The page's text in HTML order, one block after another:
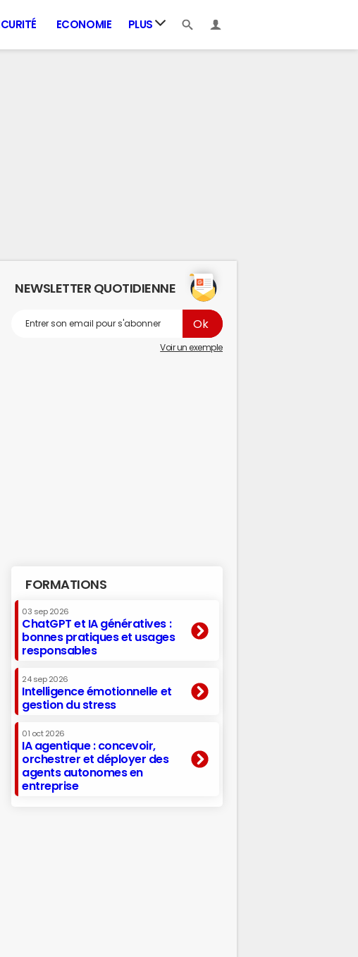
ECONOMIE PLUS
NEWSLETTER QUOTIDIENNE
Voir un exemple
FORMATIONS
03 sep 2026
ChatGPT et IA génératives :
bonnes pratiques et usages
responsables
24 sep 2026
Intelligence émotionnelle et
gestion du stress
01 oct 2026
IA agentique : concevoir,
orchestrer et déployer des
agents autonomes en
entreprise